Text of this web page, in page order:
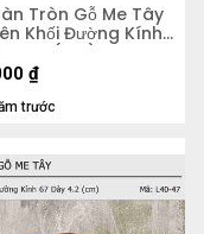
Tròn Gỗ Me Tây
Khối Đường Kính
4.4 (cm)
trước
₫